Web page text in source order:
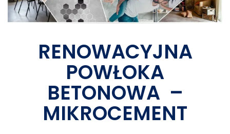
RENOWACYJNA
POWŁOKA
BETONOWA –
MIKROCEMENT